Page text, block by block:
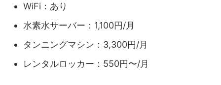
WiFi：あり
水素水サーバー：1,100円/月
タンニングマシン：3,300円/月
レンタルロッカー：550円〜/月